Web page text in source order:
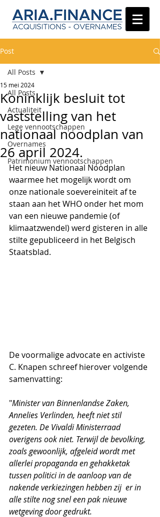
Post
All Posts
Actualiteit
Lege vennootschappen
Overnames
Patrimonium vennootschappen
All Posts
Koninklijk besluit tot
vaststelling van het
nationaal noodplan van
26 april 2024.
15 mei 2024
Het nieuw Nationaal Noodplan
waarmee het mogelijk wordt om
onze nationale soevereiniteit af te
staan aan het WHO onder het mom
van een nieuwe pandemie (of
klimaatzwendel) werd gisteren in alle
stilte gepubliceerd in het Belgisch
Staatsblad.
De voormalige advocate en activiste
C. Knapen schreef hierover volgende
samenvatting:
"Minister van Binnenlandse Zaken,
Annelies Verlinden, heeft niet stil
gezeten. De Vivaldi Ministerraad
overigens ook niet. Terwijl de bevolking,
zoals gewoonlijk, afgeleid wordt met
allerlei propaganda en gehakketak
tussen politici in de aanloop van de
nakende verkiezingen hebben zij  er in
alle stilte nog snel een pak nieuwe
wetgeving door gedrukt.